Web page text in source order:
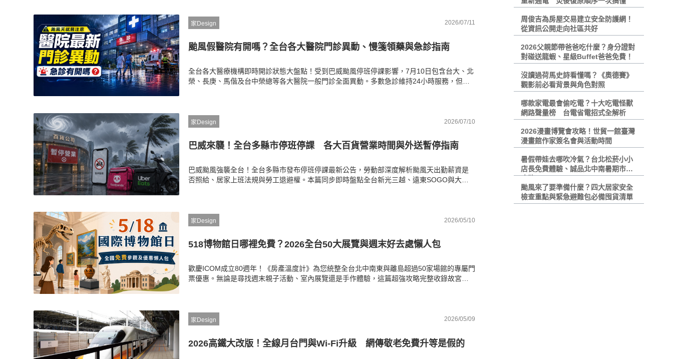
家Design 2026/07/11
颱風假醫院有開嗎？全台各大醫院門診異動、慢箋領藥與急診指南
全台各大醫療機構即時開診狀態大盤點！受到巴威颱風停班停課影響，7月10日包含台大、北
榮、長庚、馬偕及台中榮總等各大醫院一般門診全面異動。多數急診維持24小時服務，但一
家Design 2026/07/10
巴威來襲！全台多縣市停班停課 各大百貨營業時間與外送暫停指南
巴威颱風強襲全台！全台多縣市發布停班停課最新公告，勞動部深度解析颱風天出勤薪資是
否照給、居家上班法規與勞工退避權。本篇同步即時盤點全台新光三越、遠東SOGO與大遠
家Design 2026/05/10
518博物館日哪裡免費？2026全台50大展覽與週末好去處懶人包
歡慶ICOM成立80週年！《房產溫度計》為您統整全台北中南東與離島超過50家場館的專屬門
票優惠。無論是尋找週末親子活動、室內展覽還是手作體驗，這篇超強攻略完整收錄故宮、
家Design 2026/05/09
2026高鐵大改版！全線月台門與Wi-Fi升級 網傳敬老免費升等是假的
周俊吉為房屋交易建立安全防護網！
從資訊公開走向社區共好
2026父親節帶爸爸吃什麼？身分證對
對碰送龍蝦、星級Buffet爸爸免費！
沒讀過荷馬史詩看懂嗎？《奧德賽》
觀影前必看背景與角色對照
哪款家電最會偷吃電？十大吃電怪獸
網路聲量榜 台電省電招式全解析
2026漫畫博覽會攻略！世貿一館臺灣
漫畫館作家簽名會與活動時間
暑假帶娃去哪吹冷氣？台北松菸小小
店長免費體驗、誠品北中南暑期市集
攻略
颱風來了要準備什麼？四大居家安全
檢查重點與緊急避難包必備囤貨清單